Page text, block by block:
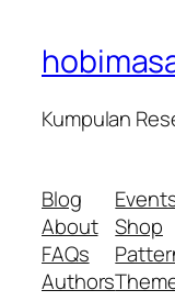
Kumpulan
Blog
About
FAQs
Authors
Shop